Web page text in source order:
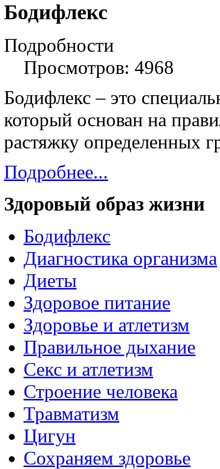
Бодифлекс
Подробности
Просмотров: 4968
Бодифлекс – это
который основан на
растяжку определенных
Подробнее...
Здоровый образ жизни
Бодифлекс
Диагностика организма
Диеты
Здоровое питание
Здоровье и атлетизм
Правильное дыхание
Секс и атлетизм
Строение человека
Травматизм
Цигун
Сохраняем здоровье